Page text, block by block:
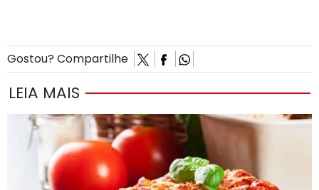
Gostou? Compartilhe
LEIA MAIS